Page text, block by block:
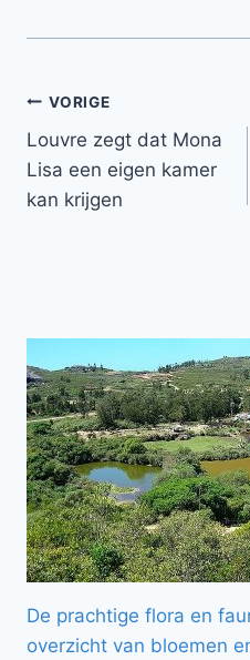
Bericht
navigatie
VORIGE
Louvre zegt dat Mona
Lisa een eigen kamer
kan krijgen
De prachtige flora en
overzicht van bloemen